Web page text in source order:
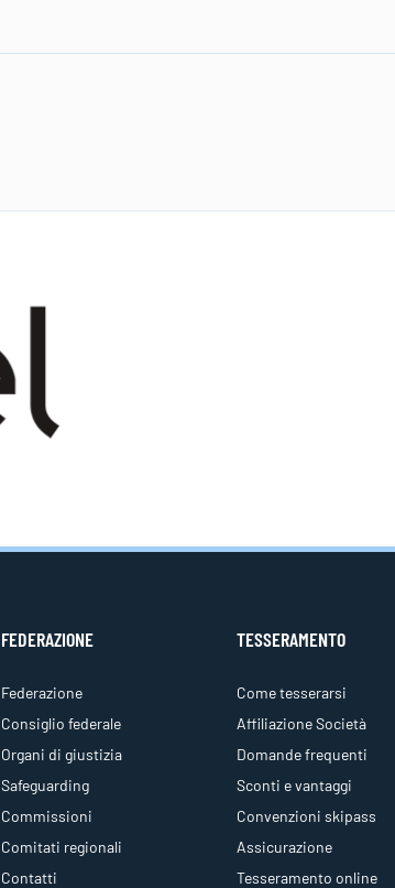
FEDERAZIONE
Federazione
Consiglio federale
Organi di giustizia
Safeguarding
Commissioni
Comitati regionali
Contatti
TESSERAMENTO
Come tesserarsi
Affiliazione Società
Domande frequenti
Sconti e vantaggi
Convenzioni skipass
Assicurazione
Tesseramento online